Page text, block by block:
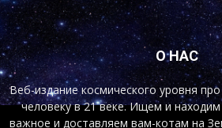
О НАС
Веб-издание космического уровня
человеку в 21 веке. Ищем и
важное и доставляем вам-котам на